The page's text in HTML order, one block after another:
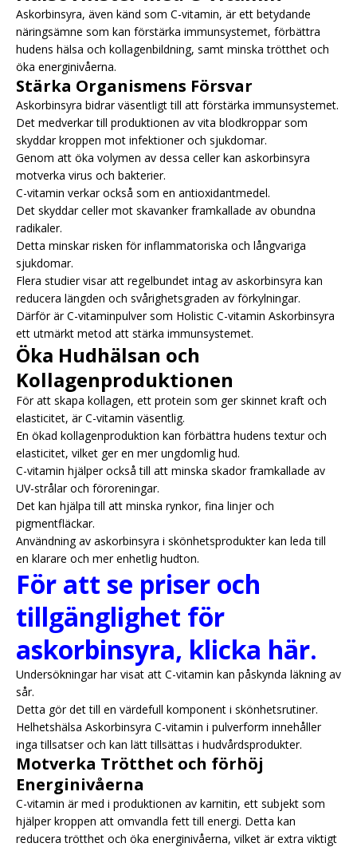
Askorbinsyra, även känd som C-vitamin, är ett betydande
näringsämne som kan förstärka immunsystemet, förbättra
hudens hälsa och kollagenbildning, samt minska trötthet och
öka energinivåerna.
Stärka Organismens Försvar
Askorbinsyra bidrar väsentligt till att förstärka immunsystemet.
Det medverkar till produktionen av vita blodkroppar som
skyddar kroppen mot infektioner och sjukdomar.
Genom att öka volymen av dessa celler kan askorbinsyra
motverka virus och bakterier.
C-vitamin verkar också som en antioxidantmedel.
Det skyddar celler mot skavanker framkallade av obundna
radikaler.
Detta minskar risken för inflammatoriska och långvariga
sjukdomar.
Flera studier visar att regelbundet intag av askorbinsyra kan
reducera längden och svårighetsgraden av förkylningar.
Därför är C-vitaminpulver som Holistic C-vitamin Askorbinsyra
ett utmärkt metod att stärka immunsystemet.
Öka Hudhälsan och
Kollagenproduktionen
För att skapa kollagen, ett protein som ger skinnet kraft och
elasticitet, är C-vitamin väsentlig.
En ökad kollagenproduktion kan förbättra hudens textur och
elasticitet, vilket ger en mer ungdomlig hud.
C-vitamin hjälper också till att minska skador framkallade av
UV-strålar och föroreningar.
Det kan hjälpa till att minska rynkor, fina linjer och
pigmentfläckar.
Användning av askorbinsyra i skönhetsprodukter kan leda till
en klarare och mer enhetlig hudton.
För att se priser och
tillgänglighet för
askorbinsyra, klicka här.
Undersökningar har visat att C-vitamin kan påskynda läkning av
sår.
Detta gör det till en värdefull komponent i skönhetsrutiner.
Helhetshälsa Askorbinsyra C-vitamin i pulverform innehåller
inga tillsatser och kan lätt tillsättas i hudvårdsprodukter.
Motverka Trötthet och förhöj
Energinivåerna
C-vitamin är med i produktionen av karnitin, ett subjekt som
hjälper kroppen att omvandla fett till energi. Detta kan
reducera trötthet och öka energinivåerna, vilket är extra viktigt